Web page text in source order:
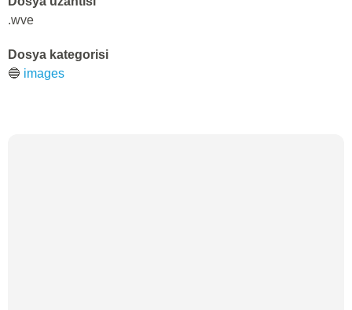
.wve
Dosya kategorisi
🔵 images